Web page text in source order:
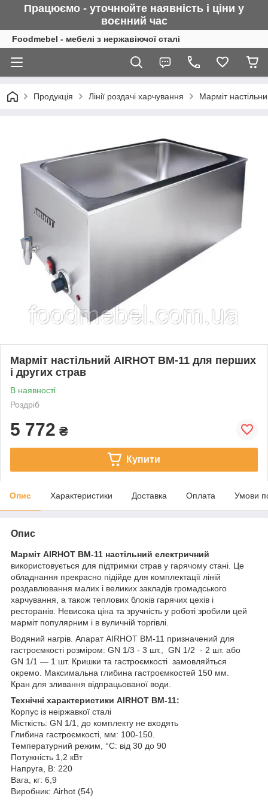
Працюємо - уточнюйте наявність і ціни у
воєнний час
Foodmebel - мебелі з нержавіючої сталі
Продукція Лінії роздачі харчування Марміт
Марміт настільний AIRHOT BM-11 для перших
і других страв
В наявності
Роздріб
5 772 ₴
Купити
Опис Характеристики Доставка Оплата Умови
Опис
Марміт AIRHOT BM-11 настільний електричний
використовується для підтримки страв у гарячому стані. Це
обладнання прекрасно підійде для комплектації ліній
роздавлювання малих і великих закладів громадського
харчування, а також теплових блоків гарячих цехів і
ресторанів. Невисока ціна та зручність у роботі зробили цей
марміт популярним і в вуличній торгівлі.
Водяний нагрів. Апарат AIRHOT BM-11 призначений для
гастроємкості розміром: GN 1/3 - 3 шт., GN 1/2 - 2 шт. або
GN 1/1 — 1 шт. Кришки та гастроємкості замовляйться
окремо. Максимальна глибина гастроємкостей 150 мм.
Кран для зливання відпрацьованої води.
Технічні характеристики AIRHOT BM-11:
Корпус із неіржавкої сталі
Місткість: GN 1/1, до комплекту не входять
Глибина гастроємкості, мм: 100-150.
Температурний режим, °C: від 30 до 90
Потужність 1,2 кВт
Напруга, В: 220
Вага, кг: 6,9
Виробник: Airhot (54)